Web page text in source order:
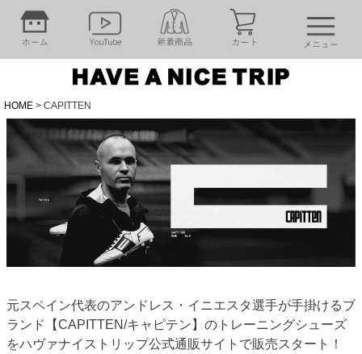
HOME CAPITTEN
元スペイン代表のアンドレス・イニエスタ選手が手掛けるブ
ランド【CAPITTEN/キャピテン】のトレーニングシューズ
をハヴァナイストリップ公式通販サイトで販売スタート！